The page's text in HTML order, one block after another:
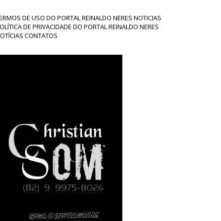
DE USO DO PORTAL REINALDO NERES NOTICIAS
DE PRIVACIDADE DO PORTAL REINALDO NERES
CONTATOS